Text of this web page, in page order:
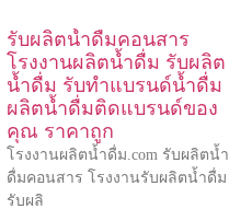
รับผลิตน้ำดื่มคอนสาร
โรงงานผลิตน้ำดื่ม รับผลิต
น้ำดื่ม รับทำแบรนด์น้ำดื่ม
ผลิตน้ำดื่มติดแบรนด์ของ
คุณ ราคาถูก
โรงงานผลิตน้ำดื่ม.com รับผลิตน้ำ
ดื่มคอนสาร โรงงานรับผลิตน้ำดื่ม
รับผลิ